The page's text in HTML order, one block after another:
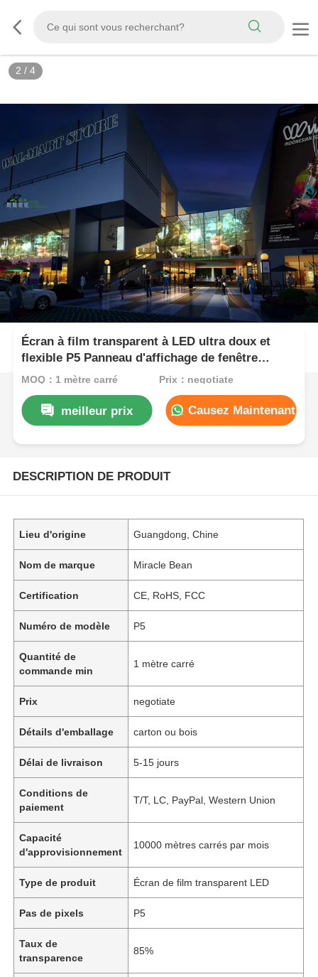
2 / 4
Écran à film transparent à LED ultra doux et
flexible P5 Panneau d'affichage de fenêtre
autoadhésif coupable
MOQ：1 mètre carré Prix：negotiate
meilleur prix Causez Maintenant
DESCRIPTION DE PRODUIT
Lieu d'origine Guangdong, Chine
Nom de marque Miracle Bean
Certification CE, RoHS, FCC
Numéro de modèle P5
Quantité de
commande min
1 mètre carré
Prix negotiate
Détails d'emballage carton ou bois
Délai de livraison 5-15 jours
Conditions de
paiement
T/T, LC, PayPal, Western Union
Capacité
d'approvisionnement
10000 mètres carrés par mois
Type de produit Écran de film transparent LED
Pas de pixels P5
Taux de
transparence
85%